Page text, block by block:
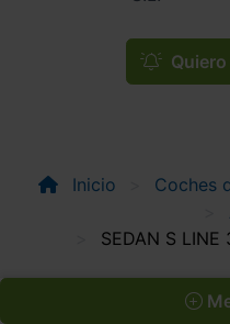
Inicio Coches
SEDAN S LINE